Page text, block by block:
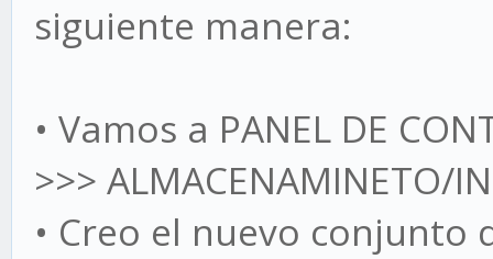
siguiente manera:
• Vamos a PANEL DE
>>> ALMACENAMINETO/
• Creo el nuevo conjunto